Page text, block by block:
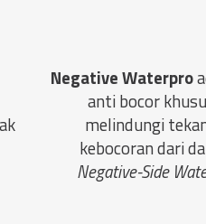
Negative Waterpro
anti bocor
melindungi
kebocoran dari
Negative-Side